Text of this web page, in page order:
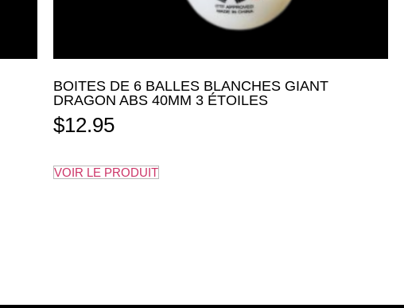
BOITES DE 6 BALLES BLANCHES GIANT
DRAGON ABS 40MM 3 ÉTOILES
$12.95
VOIR LE PRODUIT